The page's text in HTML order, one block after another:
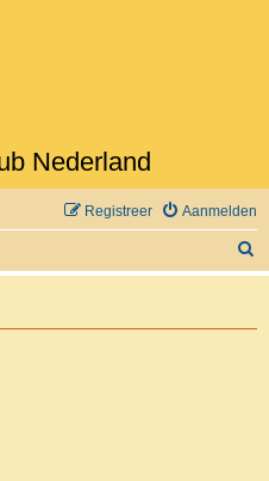
Nederland
Aanmelden
Registreer
o